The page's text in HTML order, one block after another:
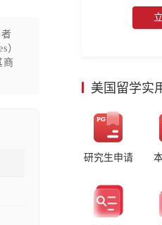
）
商
美国留学实
研究生申请